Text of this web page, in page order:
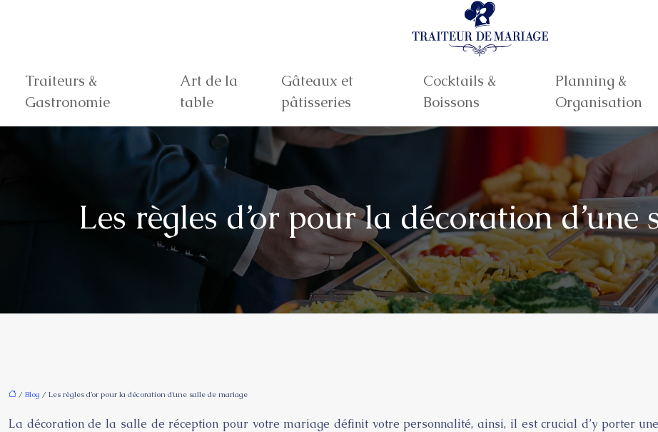
Traiteurs &
Gastronomie
Art de la
table
Gâteaux et
pâtisseries
Cocktails &
Boissons
Planning &
Organisation
Les règles d’or pour la décoration
/ Blog / Les règles d’or pour la décoration d’une salle de mariage
La décoration de la salle de réception pour votre mariage définit votre personnalité, ainsi, il est crucial d’y porter